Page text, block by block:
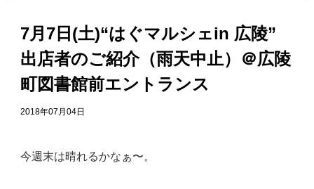
7月7日(土)“はぐマルシェin 広陵”
出店者のご紹介（雨天中止）＠広陵
町図書館前エントランス
2018年07月04日
今週末は晴れるかなぁ〜。